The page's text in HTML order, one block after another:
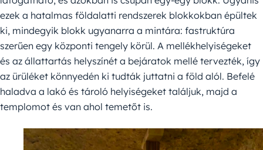
ezek a hatalmas földalatti rendszerek blokkokban épültek
ki, mindegyik blokk ugyanarra a mintára: fastruktúra
szerűen egy központi tengely körül. A mellékhelyiségeket
és az állattartás helyszínét a bejáratok mellé tervezték, így
az ürüléket könnyedén ki tudták juttatni a föld alól. Befelé
haladva a lakó és tároló helyiségeket találjuk, majd a
templomot és van ahol temetőt is.